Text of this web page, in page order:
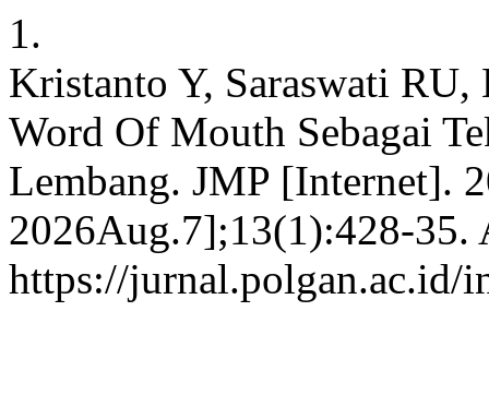
1.
Kristanto Y, Saraswati
Word Of Mouth Sebagai
Lembang. JMP [Internet].
2026Aug.7];13(1):428-35.
https://jurnal.polgan.ac.id/